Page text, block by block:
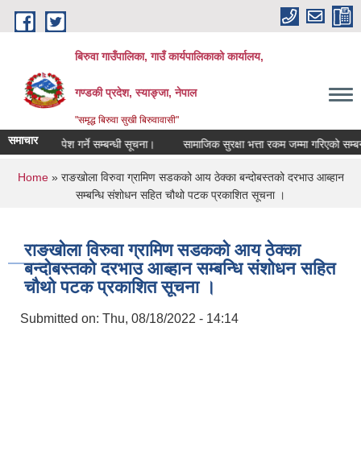
Skip to main content
बिरुवा गाउँपालिका, गाउँ कार्यपालिकाको कार्यालय,
गण्डकी प्रदेश, स्याङ्जा, नेपाल
"समृद्ध बिरुवा सुखी बिरुवावासी"
समाचार
दररेट पेश गर्ने सम्बन्धी सूचना। सामाजिक सुरक्षा भत्ता रकम जम्मा गरिएको सम्बन्धी
You are here
Home» राङखोला विरुवा ग्रामिण सडकको आय ठेक्का बन्दोबस्तको दरभाउ आब्हान
सम्बन्धि संशोधन सहित चौथो पटक प्रकाशित सूचना ।
राङखोला विरुवा ग्रामिण सडकको आय ठेक्का
बन्दोबस्तको दरभाउ आब्हान सम्बन्धि संशोधन सहित
चौथो पटक प्रकाशित सूचना ।
Submitted on: Thu, 08/18/2022 - 14:14